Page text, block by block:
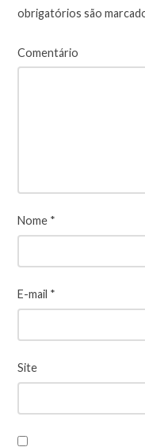
obrigatórios são
Comentário
Nome *
E-mail *
Site